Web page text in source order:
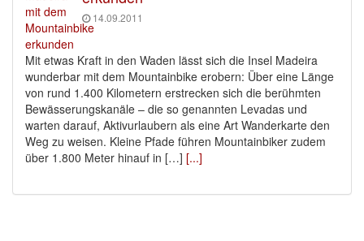
14.09.2011
Mit etwas Kraft in den Waden lässt sich die Insel Madeira
wunderbar mit dem Mountainbike erobern: Über eine Länge
von rund 1.400 Kilometern erstrecken sich die berühmten
Bewässerungskanäle – die so genannten Levadas und
warten darauf, Aktivurlaubern als eine Art Wanderkarte den
Weg zu weisen. Kleine Pfade führen Mountainbiker zudem
über 1.800 Meter hinauf in […] [...]